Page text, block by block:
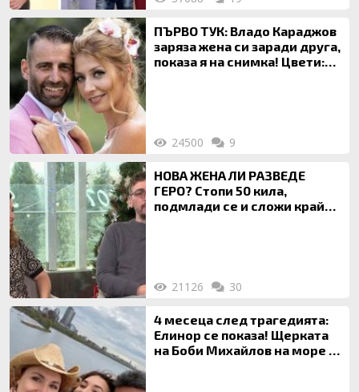
ПЪРВО ТУК: Владо Караджов
заряза жена си заради друга,
показа я на снимка! Цвети:
24500 9
НОВА ЖЕНА ЛИ РАЗВЕДЕ
ГЕРО? Стопи 50 кила,
подмлади се и сложи край
21126 30
4 месеца след трагедията:
Елинор се показа! Щерката
на Боби Михайлов на море с